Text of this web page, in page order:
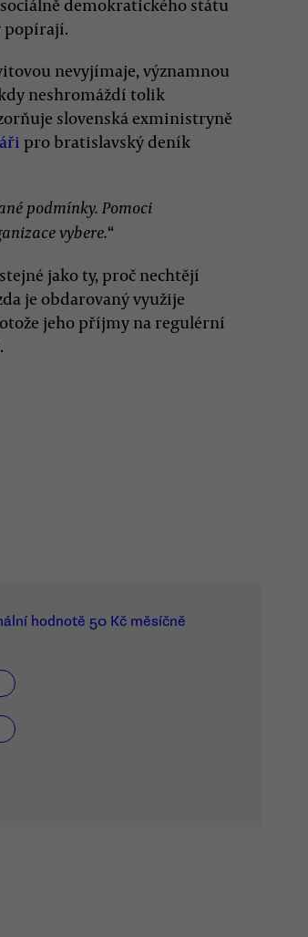
demokratického státu
popírají.
nevyjímaje, významnou
neshromáždí tolik
slovenská exministryně
pro bratislavský deník
podmínky. Pomoci
vybere.“
jako ty, proč nechtějí
je obdarovaný využije
jeho příjmy na regulérní
hodnotě 50 Kč měsíčně